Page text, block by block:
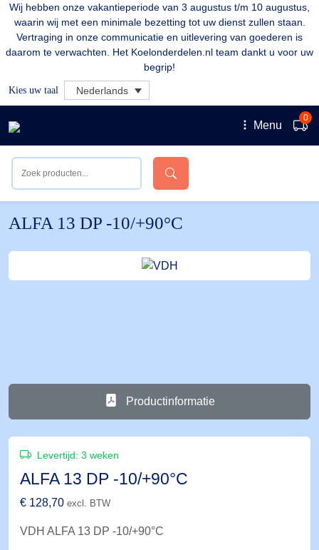
Wij hebben onze vakantieperiode van 3 augustus t/m 10 augustus,
waarin wij met een minimale bezetting tot uw dienst zullen staan.
Vertraging in onze communicatie en uitlevering van goederen is
daarom te verwachten. Het Koelonderdelen.nl team dankt u voor uw
begrip!
Kies uw taal Nederlands
Menu
0
ALFA 13 DP -10/+90°C
Productinformatie
Levertijd: 3 weken
ALFA 13 DP -10/+90°C
€ 128,70 excl. BTW
VDH ALFA 13 DP -10/+90°C